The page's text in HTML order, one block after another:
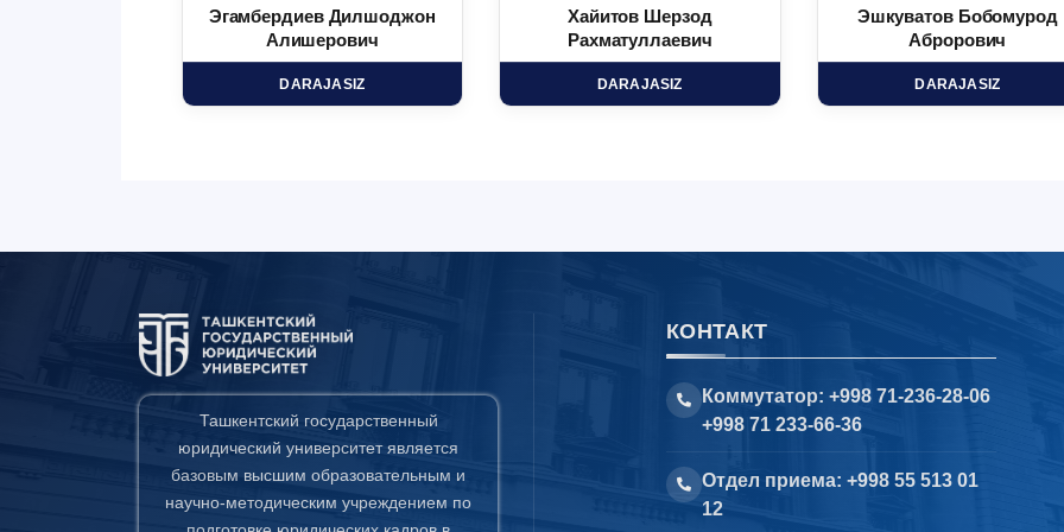
Эгамбердиев Дилшоджон
Алишерович
DARAJASIZ
Хайитов Шерзод
Рахматуллаевич
DARAJASIZ
Эшкуватов Бобомурод
Аброрович
DARAJASIZ
Ташкентский государственный
юридический университет является
базовым высшим образовательным и
научно-методическим учреждением по
КОНТАКТ
Коммутатор: +998 71-236-28-06
+998 71 233-66-36
Отдел приема: +998 55 513 01
12